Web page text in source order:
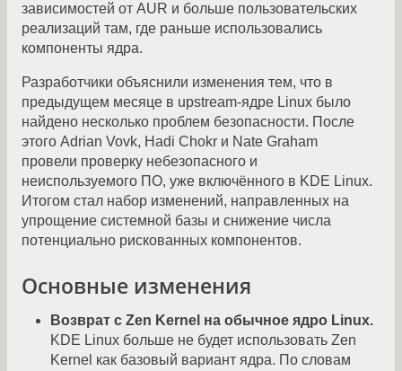
зависимостей от AUR и больше пользовательских
реализаций там, где раньше использовались
компоненты ядра.
Разработчики объяснили изменения тем, что в
предыдущем месяце в upstream-ядре Linux было
найдено несколько проблем безопасности. После
этого Adrian Vovk, Hadi Chokr и Nate Graham
провели проверку небезопасного и
неиспользуемого ПО, уже включённого в KDE Linux.
Итогом стал набор изменений, направленных на
упрощение системной базы и снижение числа
потенциально рискованных компонентов.
Основные изменения
Возврат с Zen Kernel на обычное ядро Linux.
KDE Linux больше не будет использовать Zen
Kernel как базовый вариант ядра. По словам